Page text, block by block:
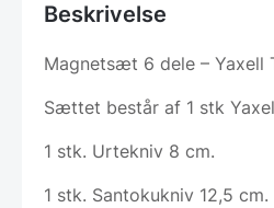
Beskrivelse
Magnetsæt 6 dele – Yaxell
Sættet består af 1 stk
1 stk. Urtekniv 8 cm.
1 stk. Santokukniv 12,5 cm.